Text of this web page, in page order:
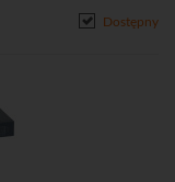
Dostępny